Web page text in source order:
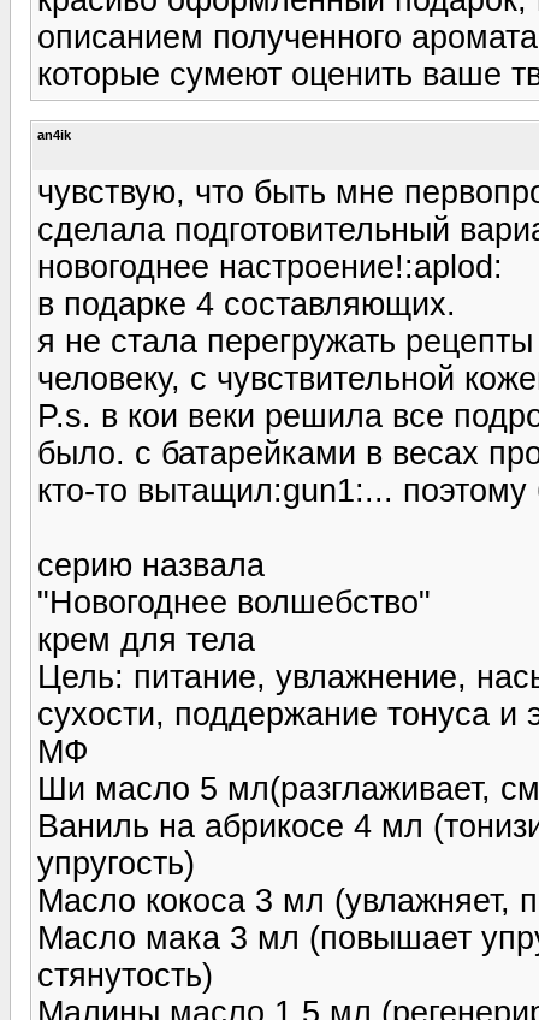
описанием полученного
которые сумеют оценить ваше
an4ik
чувствую, что быть мне
сделала подготовительный
новогоднее настроение!:aplod:
в подарке 4 составляющих.
я не стала перегружать
человеку, с чувствительной
P.s. в кои веки решила все
было. с батарейками в весах
кто-то вытащил:gun1:...
серию назвала
"Новогоднее волшебство"
крем для тела
Цель: питание, увлажнение,
сухости, поддержание тонуса и
МФ
Ши масло 5 мл(разглаживает,
Ваниль на абрикосе 4 мл
упругость)
Масло кокоса 3 мл (увлажняет,
Масло мака 3 мл (повышает
стянутость)
Малины масло 1,5 мл